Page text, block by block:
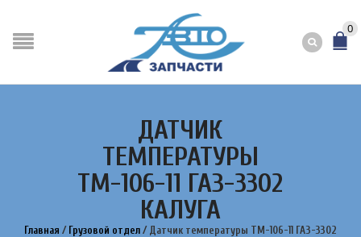
0
ДАТЧИК
ТЕМПЕРАТУРЫ
ТМ-106-11 ГАЗ-3302
КАЛУГА
Главная / Грузовой отдел / Датчик температуры ТМ-106-11 ГАЗ-3302